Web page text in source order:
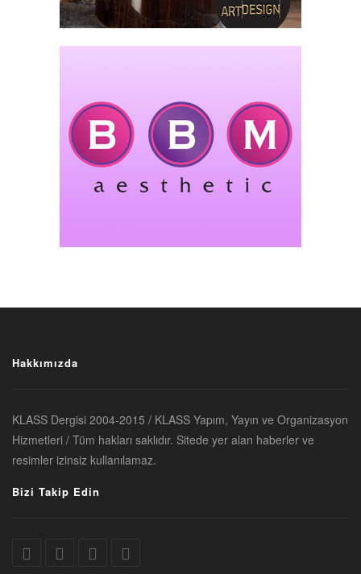
Hakkımızda
KLASS Dergisi 2004-2015 / KLASS Yapım, Yayın ve Organizasyon
Hizmetleri / Tüm hakları saklıdır. Sitede yer alan haberler ve
resimler izinsiz kullanılamaz.
Bizi Takip Edin